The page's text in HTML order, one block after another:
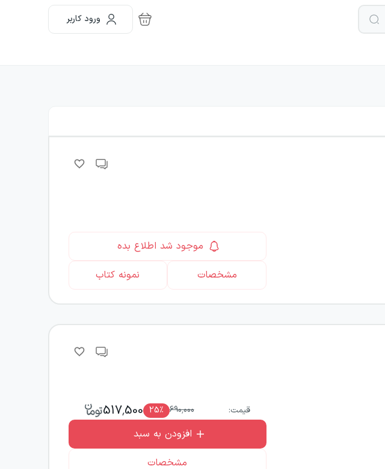
ورود کاربر
موجود شد اطلاع بده
مشخصات
نمونه کتاب
قیمت: 690,000
25٪ 517,500
افزودن به سبد
مشخصات